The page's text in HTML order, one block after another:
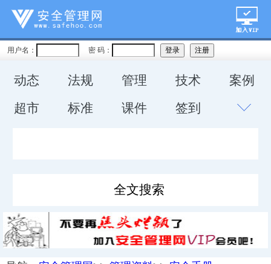
用户名： 密 码：
动态 法规 管理 技术
案例
超市
标准 课件 签到